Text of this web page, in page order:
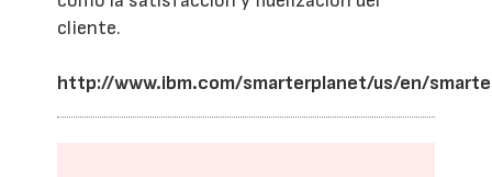
cliente.
http://www.ibm.com/smarterplanet/us/en/